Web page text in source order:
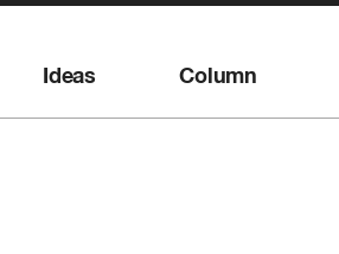
Ideas Column